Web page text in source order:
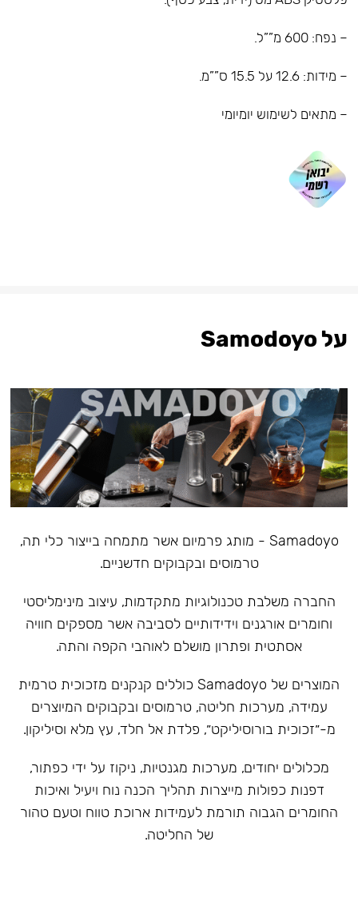
– נפח: 600 מ””ל.
– מידות: 12.6 על 15.5 ס””מ.
– מתאים לשימוש יומיומי
על Samodoyo
Samadoyo - מותג פרמיום אשר מתמחה בייצור כלי תה,
טרמוסים ובקבוקים חדשניים.
‏החברה משלבת טכנולוגיות מתקדמות, עיצוב מינימליסטי
וחומרים אורגנים וידידותיים לסביבה אשר מספקים חוויה
אסתטית ופתרון מושלם לאוהבי הקפה והתה.
המוצרים של Samadoyo כוללים קנקנים מזכוכית טרמית
עמידה, מערכות חליטה, טרמוסים ובקבוקים המיוצרים
מ-״זכוכית בורוסיליקט״, פלדת אל חלד, עץ מלא וסיליקון.
מכלולים יחודים, מערכות מגנטיות, ניקוז על ידי כפתור,
דפנות כפולות מייצרות תהליך הכנה נוח ויעיל ואיכות
החומרים הגבוה תורמת לעמידות ארוכת טווח וטעם טהור
של החליטה.